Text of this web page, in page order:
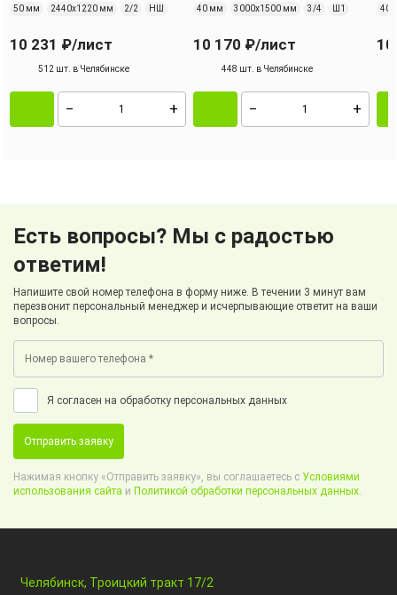
50 мм 2440х1220 мм 2/2 НШ
10 231 ₽/лист
512 шт. в Челябинске
40 мм 3000х1500 мм 3/4 Ш1
10 170 ₽/лист
448 шт. в Челябинске
40
Есть вопросы? Мы с радостью
ответим!
Напишите свой номер телефона в форму ниже. В течении 3 минут вам
перезвонит персональный менеджер и исчерпывающие ответит на ваши
вопросы.
Я согласен на обработку персональных данных
Отправить заявку
Нажимая кнопку «Отправить заявку», вы соглашаетесь с Условиями
использования сайта и Политикой обработки персональных данных.
Челябинск, Троицкий тракт 17/2